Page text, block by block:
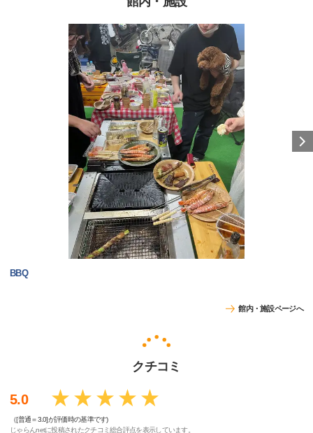
BBQ
館内・施設ページへ
クチコミ
5.0
（[普通＝3.0]が評価時の基準です)
じゃらんnetに投稿されたクチコミ総合評点を表示しています。